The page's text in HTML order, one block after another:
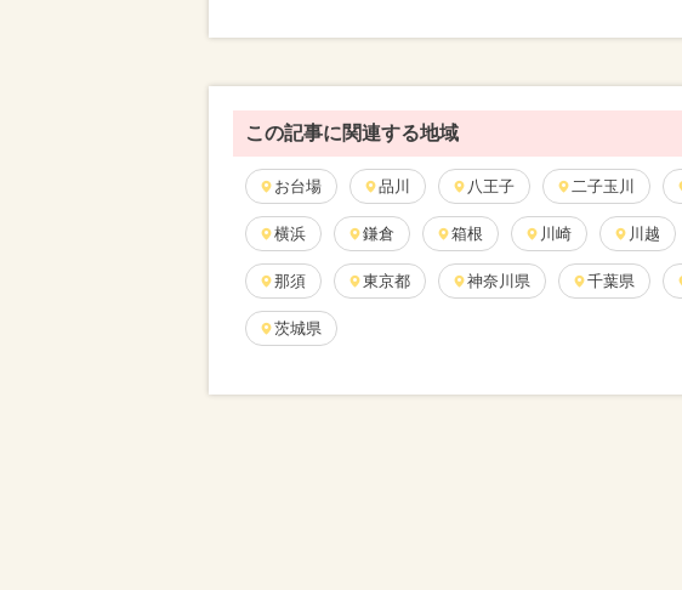
この記事に関連する地域
お台場 品川 八王子 二子玉川
横浜 鎌倉 箱根 川崎 川越
那須 東京都 神奈川県 千葉県
茨城県